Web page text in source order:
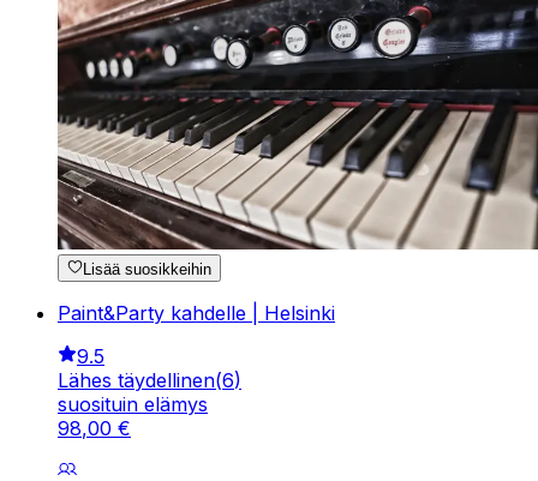
Lisää suosikkeihin
Paint&Party kahdelle | Helsinki
9.5
Lähes täydellinen(6)
suosituin elämys
98,00 €